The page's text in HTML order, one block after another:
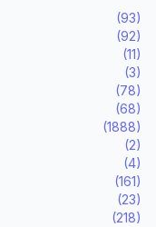
(93)
(92)
(11)
(3)
(78)
(68)
(1888)
(2)
(4)
(161)
(23)
(218)